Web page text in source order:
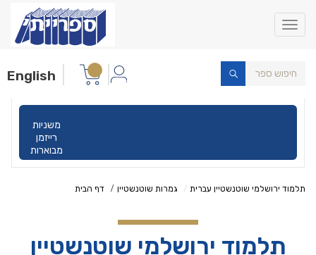
Toggle
navigation
English
משניות
רייזמן
מבוארות
דף הבית גמרות שוטנשטיין תלמוד ירושלמי שוטנשטיין עברית
תלמוד ירושלמי שוטנשטיין